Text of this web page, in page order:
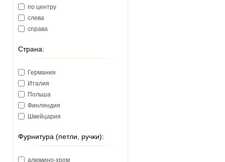
по центру
слева
справа
Страна:
Германия
Италия
Польша
Финляндия
Швейцария
Фурнитура (петли, ручки):
алюмино-хром